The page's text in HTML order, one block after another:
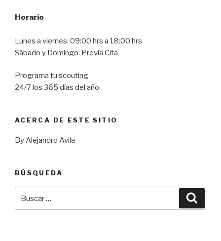
Horario
Lunes a viernes: 09:00 hrs a 18:00 hrs
Sábado y Domingo: Previa Cita
Programa tu scouting
24/7 los 365 días del año.
ACERCA DE ESTE SITIO
By Alejandro Avila
BÚSQUEDA
por: